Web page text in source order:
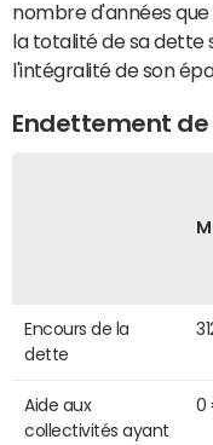
nombre d'années
la totalité de sa dette
l'intégralité de son
Endettement de
Encours de la
dette
Aide aux
collectivités ayant
0